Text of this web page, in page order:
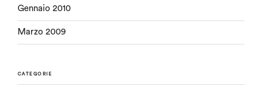
Gennaio 2010
Marzo 2009
CATEGORIE